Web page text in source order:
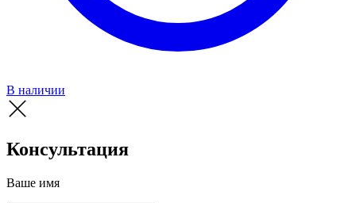
В наличии
Консультация
Ваше имя